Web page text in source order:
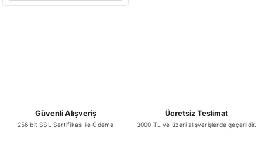
Güvenli Alışveriş
256 bit SSL Sertifikası ile Ödeme
Ücretsiz Teslimat
3000 TL ve üzeri alışverişlerde geçerlidir.